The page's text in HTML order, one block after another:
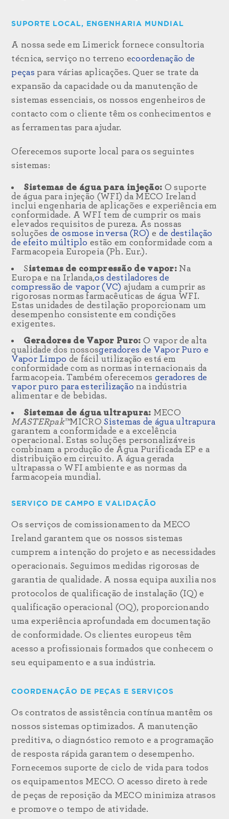
SUPORTE LOCAL, ENGENHARIA MUNDIAL
A nossa sede em Limerick fornece consultoria
técnica, serviço no terreno ecoordenação de
peças para várias aplicações. Quer se trate da
expansão da capacidade ou da manutenção de
sistemas essenciais, os nossos engenheiros de
contacto com o cliente têm os conhecimentos e
as ferramentas para ajudar.
Oferecemos suporte local para os seguintes
sistemas:
Sistemas de água para injeção: O suporte
de água para injeção (WFI) da MECO Ireland
inclui engenharia de aplicações e experiência em
conformidade. A WFI tem de cumprir os mais
elevados requisitos de pureza. As nossas
soluções de osmose inversa (RO) e de destilação
de efeito múltiplo estão em conformidade com a
Farmacopeia Europeia (Ph. Eur.).
Sistemas de compressão de vapor: Na
Europa e na Irlanda,os destiladores de
compressão de vapor (VC) ajudam a cumprir as
rigorosas normas farmacêuticas de água WFI.
Estas unidades de destilação proporcionam um
desempenho consistente em condições
exigentes.
Geradores de Vapor Puro: O vapor de alta
qualidade dos nossosgeradores de Vapor Puro e
Vapor Limpo de fácil utilização está em
conformidade com as normas internacionais da
farmacopeia. Também oferecemos geradores de
vapor puro para esterilização na indústria
alimentar e de bebidas.
Sistemas de água ultrapura: MECO
MASTERpak™MICRO Sistemas de água ultrapura
garantem a conformidade e a excelência
operacional. Estas soluções personalizáveis
combinam a produção de Água Purificada EP e a
distribuição em circuito. A água gerada
ultrapassa o WFI ambiente e as normas da
farmacopeia mundial.
SERVIÇO DE CAMPO E VALIDAÇÃO
Os serviços de comissionamento da MECO
Ireland garantem que os nossos sistemas
cumprem a intenção do projeto e as necessidades
operacionais. Seguimos medidas rigorosas de
garantia de qualidade. A nossa equipa auxilia nos
protocolos de qualificação de instalação (IQ) e
qualificação operacional (OQ), proporcionando
uma experiência aprofundada em documentação
de conformidade. Os clientes europeus têm
acesso a profissionais formados que conhecem o
seu equipamento e a sua indústria.
COORDENAÇÃO DE PEÇAS E SERVIÇOS
Os contratos de assistência contínua mantêm os
nossos sistemas optimizados. A manutenção
preditiva, o diagnóstico remoto e a programação
de resposta rápida garantem o desempenho.
Fornecemos suporte de ciclo de vida para todos
os equipamentos MECO. O acesso direto à rede
de peças de reposição da MECO minimiza atrasos
e promove o tempo de atividade.